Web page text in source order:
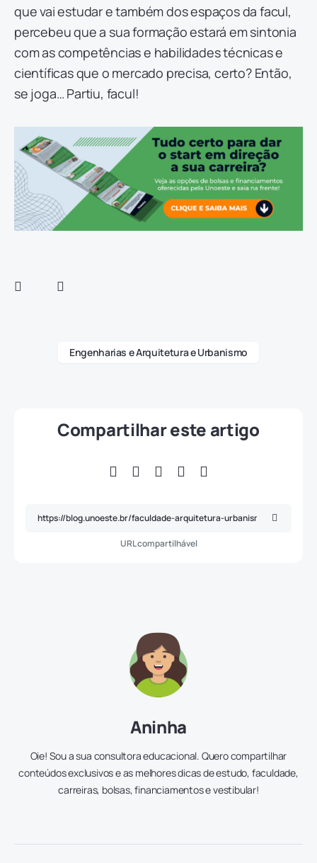
que vai estudar e também dos espaços da facul,
percebeu que a sua formação estará em sintonia
com as competências e habilidades técnicas e
científicas que o mercado precisa, certo? Então,
se joga… Partiu, facul!
Engenharias e Arquitetura e Urbanismo
Compartilhar este artigo
URL compartilhável
Aninha
Oie! Sou a sua consultora educacional. Quero compartilhar
conteúdos exclusivos e as melhores dicas de estudo, faculdade,
carreiras, bolsas, financiamentos e vestibular!